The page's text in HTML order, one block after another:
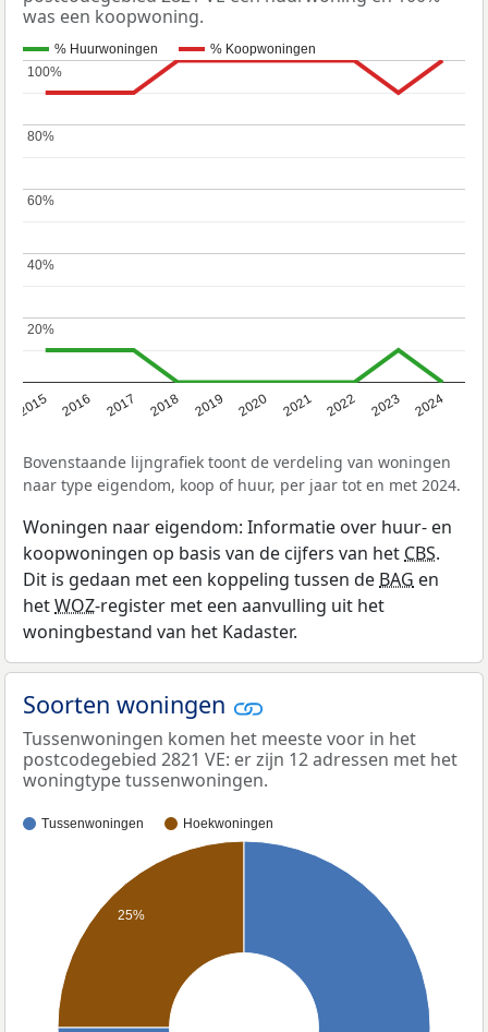
was een koopwoning.
% Huurwoningen % Koopwoningen
2015 2016 2017 2018 2019 2020 2021 2022 2023 2024
20%
20%
40%
40%
60%
60%
80%
80%
100%
100%
Bovenstaande lijngrafiek toont de verdeling van woningen
naar type eigendom, koop of huur, per jaar tot en met 2024.
Woningen naar eigendom: Informatie over huur- en
koopwoningen op basis van de cijfers van hetCBS.
Dit is gedaan met een koppeling tussen deBAG en
hetWOZ-register met een aanvulling uit het
woningbestand van het Kadaster.
Soorten woningen
Tussenwoningen komen het meeste voor in het
postcodegebied 2821 VE: er zijn 12 adressen met het
woningtype tussenwoningen.
Tussenwoningen Hoekwoningen
25%